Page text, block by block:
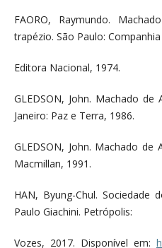
FAORO, Raymundo.
trapézio. São Paulo: Companhia
Editora Nacional, 1974.
GLEDSON, John. Machado
Janeiro: Paz e Terra, 1986.
GLEDSON, John. Machado de
Macmillan, 1991.
HAN, Byung-Chul. Sociedade
Paulo Giachini. Petrópolis:
Vozes, 2017. Disponível em: